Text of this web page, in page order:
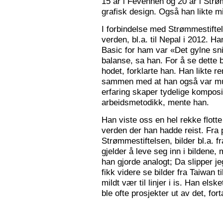
grafisk design. Også han likte
I forbindelse med
verden, bl.a. til Nepal i 2012.
Basic for ham var «Det gylne
balanse, sa han. For å se dette
hodet, forklarte han. Han likte
sammen med at han også var
erfaring skaper tydelige
arbeidsmetodikk, mente han.
Han viste oss en hel rekke
verden der han hadde reist. Fra
Strømmestiftelsen, bilder bl.a.
gjelder å leve seg inn i bildene,
han gjorde analogt; Da slipper
fikk videre se bilder fra Taiwan
mildt vær til linjer i is. Han
ble ofte prosjekter ut av det,